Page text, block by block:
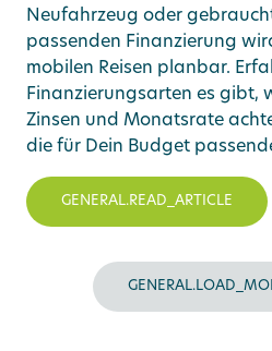
Neufahrzeug oder
passenden Finanzierung
mobilen Reisen planbar.
Finanzierungsarten es gibt,
Zinsen und Monatsrate
die für Dein Budget
GENERAL.READ_ARTICLE